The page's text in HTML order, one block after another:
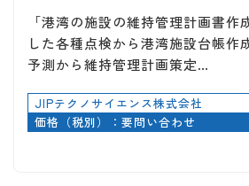
「港湾の施設の維持管理計画書作
した各種点検から港湾施設台帳作
予測から維持管理計画策定…
JIPテクノサイエンス株式会社
価格（税別）：要問い合わせ